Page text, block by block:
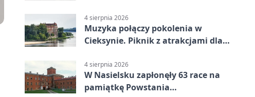
4 sierpnia 2026
Muzyka połączy pokolenia w
Cieksynie. Piknik z atrakcjami dla
4 sierpnia 2026
W Nasielsku zapłonęły 63 race na
pamiątkę Powstania